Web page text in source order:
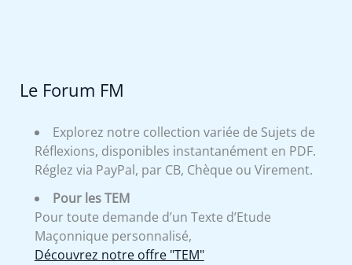
Le Forum FM
Explorez notre collection variée de Sujets de
Réflexions, disponibles instantanément en PDF.
Réglez via PayPal, par CB, Chèque ou Virement.
Pour les TEM
Pour toute demande d’un Texte d’Etude
Maçonnique personnalisé,
Découvrez notre offre "TEM"